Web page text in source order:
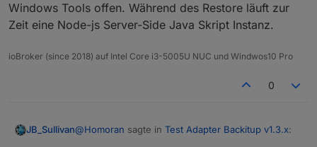
Windows Tools offen. Während des Restore läuft zur
Zeit eine Node-js Server-Side Java Skript Instanz.
ioBroker (since 2018) auf Intel Core i3-5005U NUC und Windwos10 Pro
0
JB_Sullivan@Homoran sagte in Test Adapter Backitup v1.3.x: